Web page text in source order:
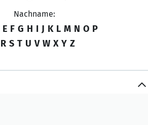
Nachname:
E F G H I J K L M N O P
R S T U V W X Y Z